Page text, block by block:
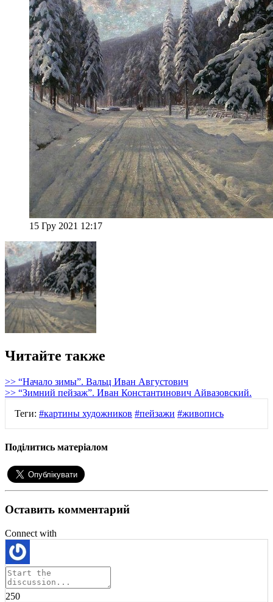
15 Гру 2021 12:17
Читайте также
>> “Начало зимы”. Вальц Иван Августович
>> “Зимний пейзаж”. Иван Константинович Айвазовский.
Теги: #картины художников #пейзажи #живопись
Поділитись матеріалом
Оставить комментарий
Connect with
250